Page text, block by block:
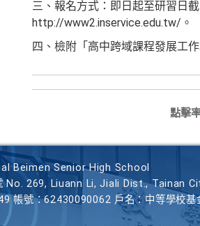
三、報名方式：即日起至研習日
http://www2.inservice.edu.tw/。
四、檢附「高中跨域課程發展工
點擊
Beimen Senior High School
No. 269, Liuann Li, Jiali Dist., Tainan
帳號：62430090062 戶名：中等學校